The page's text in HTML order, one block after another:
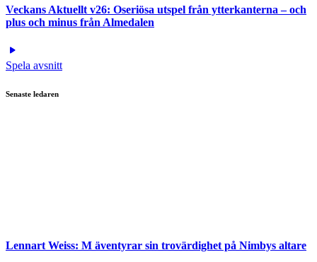
Veckans Aktuellt v26: Oseriösa utspel från ytterkanterna – och
plus och minus från Almedalen
Spela avsnitt
Senaste ledaren
Lennart Weiss: M äventyrar sin trovärdighet på Nimbys altare